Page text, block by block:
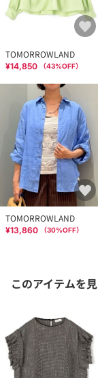
TOMORROWLAND
¥14,850 （43%OFF）
TOMORROWLAND
¥13,860 （30%OFF）